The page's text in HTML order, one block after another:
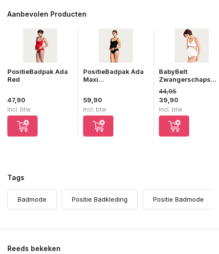
Aanbevolen Producten
PositieBadpak Ada
Red
47,90
Incl. btw
PositieBadpak Ada
Maxi...
59,90
Incl. btw
BabyBelt
Zwangerschaps...
44,95
39,90
Incl. btw
Tags
Badmode Positie Badkleding Positie Badmode
Reeds bekeken